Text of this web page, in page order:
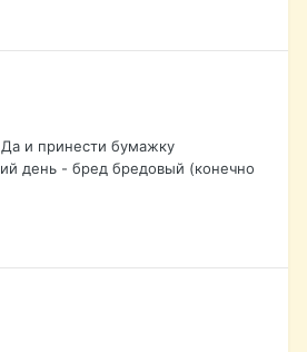
и принести бумажку
день - бред бредовый (конечно